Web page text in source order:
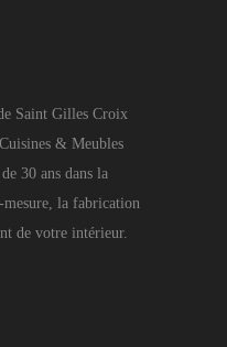
Saint Gilles Croix
& Meubles
30 ans dans la
la fabrication
de votre intérieur.